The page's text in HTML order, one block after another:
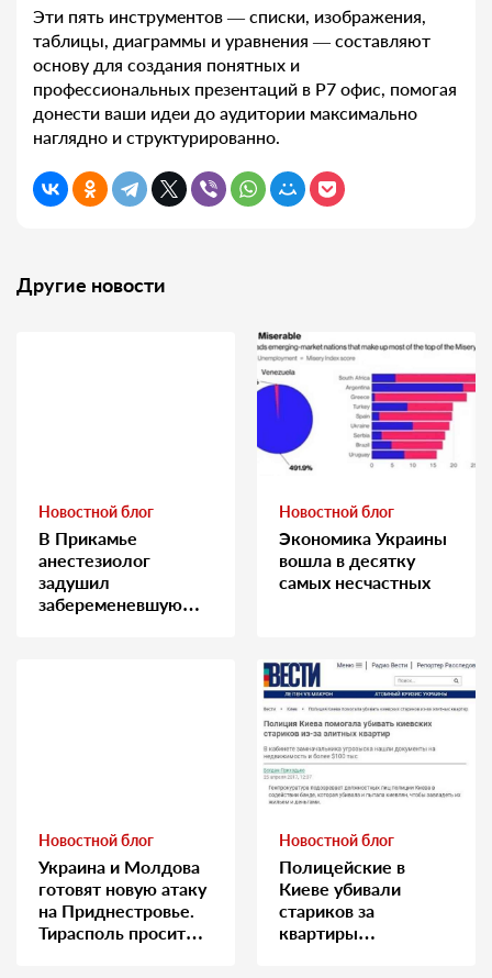
Эти пять инструментов — списки, изображения,
таблицы, диаграммы и уравнения — составляют
основу для создания понятных и
профессиональных презентаций в Р7 офис, помогая
донести ваши идеи до аудитории максимально
наглядно и структурированно.
Другие новости
Новостной блог
В Прикамье
анестезиолог
задушил
забеременевшую
Новостной блог
Экономика Украины
вошла в десятку
самых несчастных
Новостной блог
Украина и Молдова
готовят новую атаку
на Приднестровье.
Тирасполь просит
Новостной блог
Полицейские в
Киеве убивали
стариков за
квартиры…